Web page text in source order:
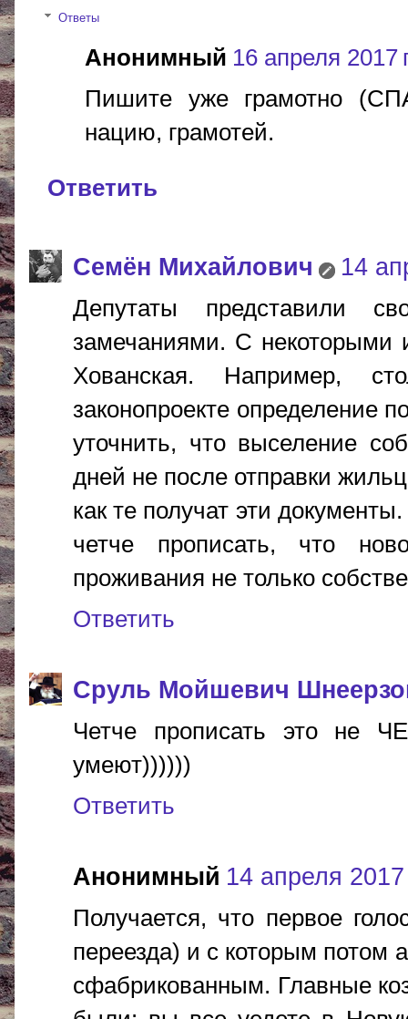
Ответы
Анонимный 16 апреля 2017
Пишите уже грамотно
нацию, грамотей.
Ответить
Cемён Михайлович 14
Депутаты представили
замечаниями. С некоторыми
Хованская. Например,
законопроекте определение
уточнить, что выселение
дней не после отправки
как те получат эти
четче прописать, что
проживания не только
Ответить
Сруль Мойшевич
Четче прописать это не
умеют))))))
Ответить
Анонимный 14 апреля 2017
Получается, что первое
переезда) и с которым потом
сфабрикованным. Главные